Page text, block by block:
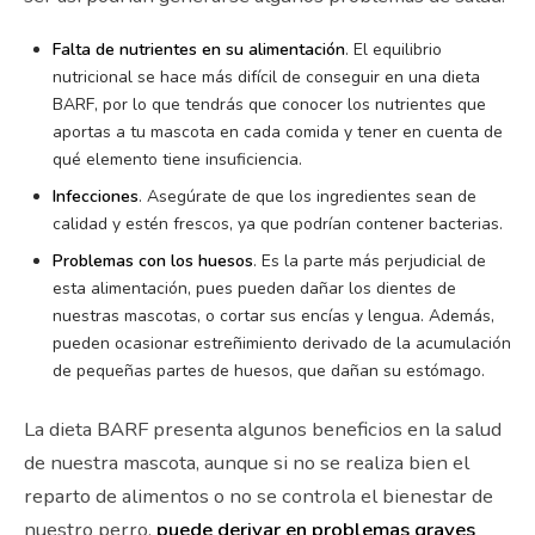
Falta de nutrientes en su alimentación. El equilibrio
nutricional se hace más difícil de conseguir en una dieta
BARF, por lo que tendrás que conocer los nutrientes que
aportas a tu mascota en cada comida y tener en cuenta de
qué elemento tiene insuficiencia.
Infecciones. Asegúrate de que los ingredientes sean de
calidad y estén frescos, ya que podrían contener bacterias.
Problemas con los huesos. Es la parte más perjudicial de
esta alimentación, pues pueden dañar los dientes de
nuestras mascotas, o cortar sus encías y lengua. Además,
pueden ocasionar estreñimiento derivado de la acumulación
de pequeñas partes de huesos, que dañan su estómago.
La dieta BARF presenta algunos beneficios en la salud
de nuestra mascota, aunque si no se realiza bien el
reparto de alimentos o no se controla el bienestar de